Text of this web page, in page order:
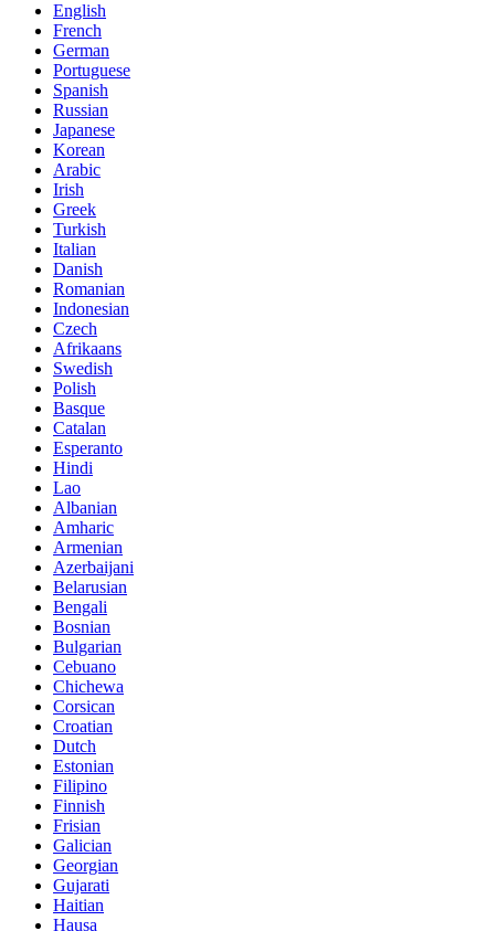
English
French
German
Portuguese
Spanish
Russian
Japanese
Korean
Arabic
Irish
Greek
Turkish
Italian
Danish
Romanian
Indonesian
Czech
Afrikaans
Swedish
Polish
Basque
Catalan
Esperanto
Hindi
Lao
Albanian
Amharic
Armenian
Azerbaijani
Belarusian
Bengali
Bosnian
Bulgarian
Cebuano
Chichewa
Corsican
Croatian
Dutch
Estonian
Filipino
Finnish
Frisian
Galician
Georgian
Gujarati
Haitian
Hausa